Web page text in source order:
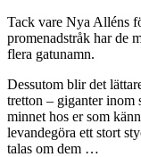
Tack vare Nya Alléns
promenadstråk har de
flera gatunamn.
Dessutom blir det
tretton – giganter inom
minnet hos er som
levandegöra ett stort
talas om dem …